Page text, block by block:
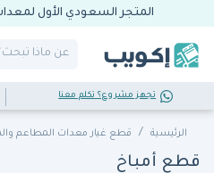
المتجر السعودي الأول
تجهز مشروع؟ تكلم معنا
الرئيسية قطع غيار معدات المطاعم
قطع أمباخ